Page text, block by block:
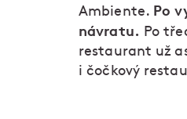
Ambiente. Po
návratu. Po
restaurant už
i čočkový